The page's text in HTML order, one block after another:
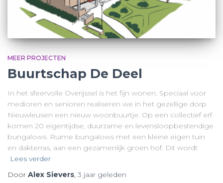
MEER PROJECTEN
Buurtschap De Deel
In het sfeervolle Overijssel is het fijn wonen. Speciaal voor
medioren en senioren realiseren we in het gezellige dorp
Nieuwleusen een nieuw woonbuurtje. Op een collectief erf
komen 20 eigentijdse, duurzame en levensloopbestendige
bungalows. Ruime bungalows met een kleine eigen tuin
en dakterras, aan een gezamenlijk groen hof. Dit wordt
Lees verder
Door Alex Sievers, 3 jaar geleden